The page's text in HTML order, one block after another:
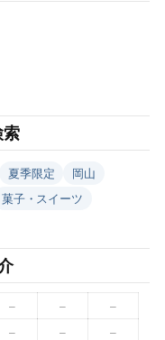
夏季限定
岡山
菓子・スイーツ
– –
–
– – –